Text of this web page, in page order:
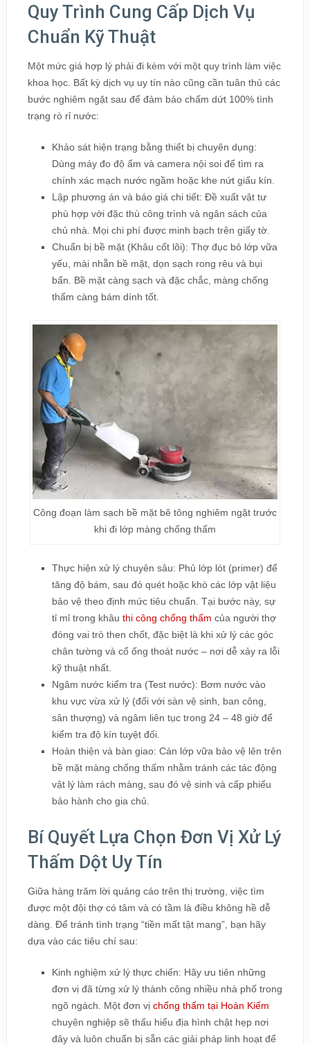
Quy Trình Cung Cấp Dịch Vụ
Chuẩn Kỹ Thuật
Một mức giá hợp lý phải đi kèm với một quy trình làm việc
khoa học. Bất kỳ dịch vụ uy tín nào cũng cần tuân thủ các
bước nghiêm ngặt sau để đảm bảo chấm dứt 100% tình
trạng rò rỉ nước:
Khảo sát hiện trạng bằng thiết bị chuyên dụng:
Dùng máy đo độ ẩm và camera nội soi để tìm ra
chính xác mạch nước ngầm hoặc khe nứt giấu kín.
Lập phương án và báo giá chi tiết: Đề xuất vật tư
phù hợp với đặc thù công trình và ngân sách của
chủ nhà. Mọi chi phí được minh bạch trên giấy tờ.
Chuẩn bị bề mặt (Khâu cốt lõi): Thợ đục bỏ lớp vữa
yếu, mài nhẵn bề mặt, dọn sạch rong rêu và bụi
bẩn. Bề mặt càng sạch và đặc chắc, màng chống
thấm càng bám dính tốt.
Công đoạn làm sạch bề mặt bê tông nghiêm ngặt trước
khi đi lớp màng chống thấm
Thực hiện xử lý chuyên sâu: Phủ lớp lót (primer) để
tăng độ bám, sau đó quét hoặc khò các lớp vật liệu
bảo vệ theo định mức tiêu chuẩn. Tại bước này, sự
tỉ mỉ trong khâu thi công chống thấm của người thợ
đóng vai trò then chốt, đặc biệt là khi xử lý các góc
chân tường và cổ ống thoát nước – nơi dễ xảy ra lỗi
kỹ thuật nhất.
Ngâm nước kiểm tra (Test nước): Bơm nước vào
khu vực vừa xử lý (đối với sàn vệ sinh, ban công,
sân thượng) và ngâm liên tục trong 24 – 48 giờ để
kiểm tra độ kín tuyệt đối.
Hoàn thiện và bàn giao: Cán lớp vữa bảo vệ lên trên
bề mặt màng chống thấm nhằm tránh các tác động
vật lý làm rách màng, sau đó vệ sinh và cấp phiếu
bảo hành cho gia chủ.
Bí Quyết Lựa Chọn Đơn Vị Xử Lý
Thấm Dột Uy Tín
Giữa hàng trăm lời quảng cáo trên thị trường, việc tìm
được một đội thợ có tâm và có tầm là điều không hề dễ
dàng. Để tránh tình trạng “tiền mất tật mang”, bạn hãy
dựa vào các tiêu chí sau:
Kinh nghiệm xử lý thực chiến: Hãy ưu tiên những
đơn vị đã từng xử lý thành công nhiều nhà phố trong
ngõ ngách. Một đơn vị chống thấm tại Hoàn Kiếm
chuyên nghiệp sẽ thấu hiểu địa hình chật hẹp nơi
đây và luôn chuẩn bị sẵn các giải pháp linh hoạt để